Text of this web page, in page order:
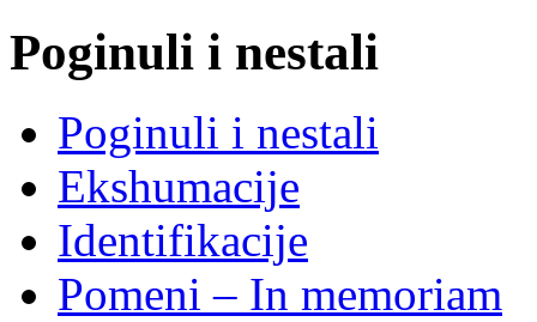
Poginuli i nestali
Poginuli i nestali
Ekshumacije
Identifikacije
Pomeni – In memoriam